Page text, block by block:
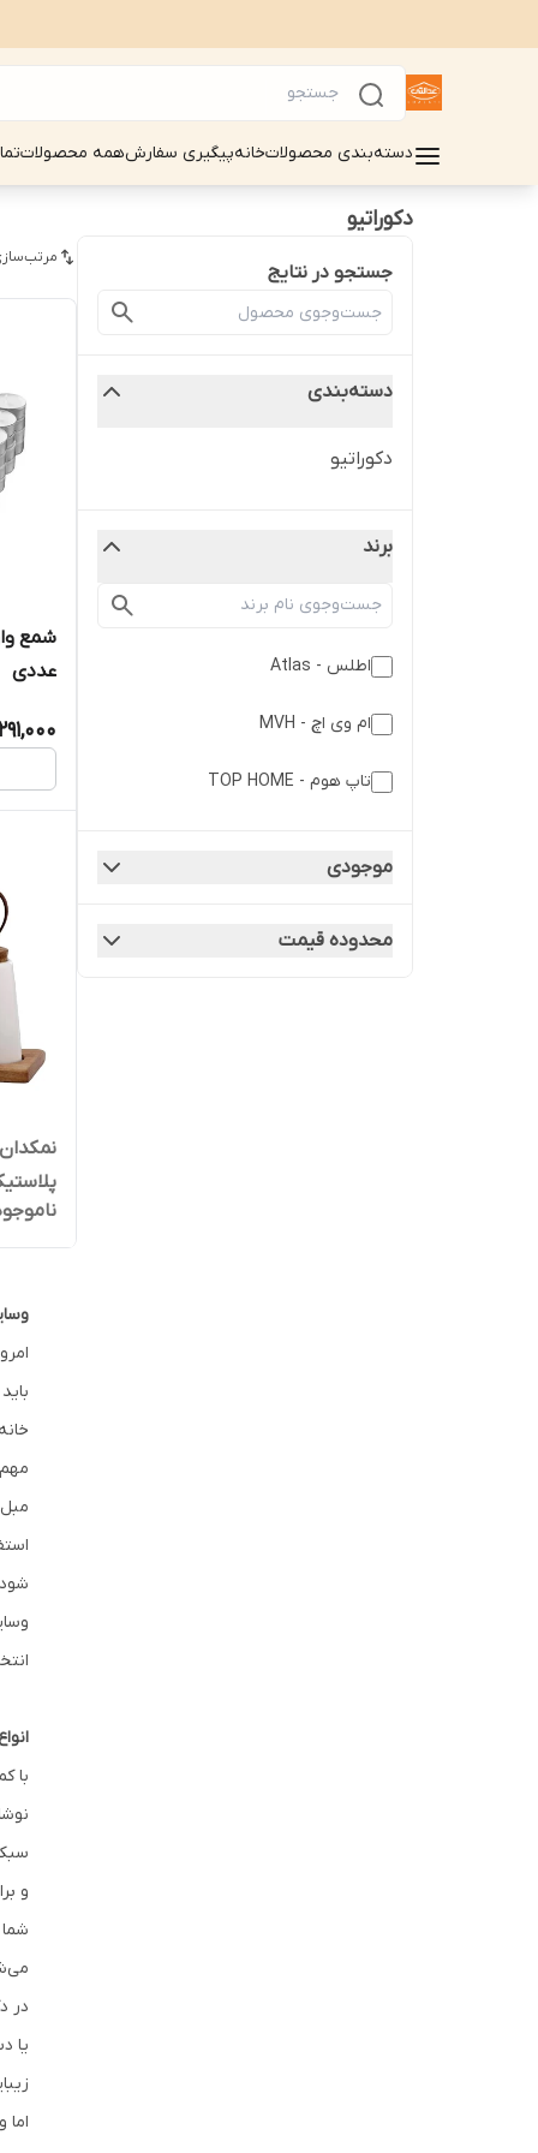
دسته‌بندی محصولاتخانهپیگیری سفارشهمه محصولات
دکوراتیو
جستجو در نتایج
دسته‌بندی
دکوراتیو
برند
اطلس - Atlas
ام وی اچ - MVH
تاپ هوم - TOP HOME
موجودی
محدوده قیمت
عددی
با
و
در
یا